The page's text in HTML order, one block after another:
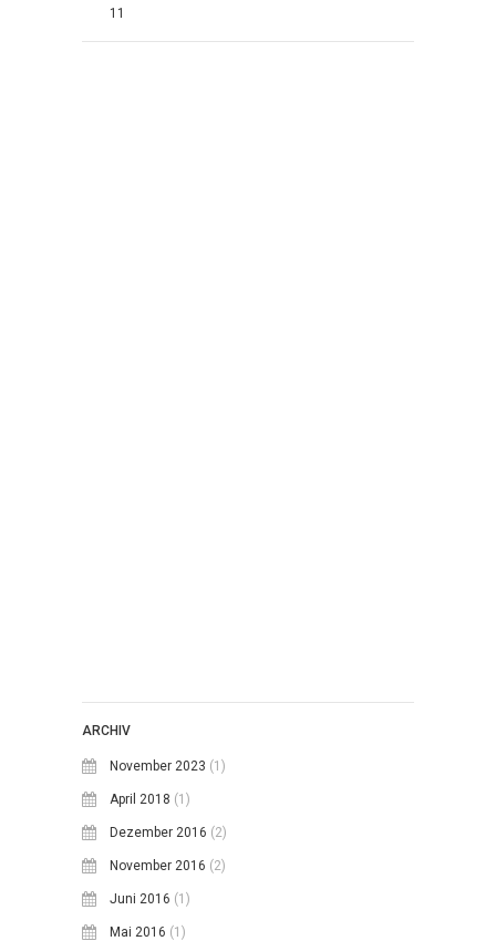
11
ARCHIV
November 2023 (1)
April 2018 (1)
Dezember 2016 (2)
November 2016 (2)
Juni 2016 (1)
Mai 2016 (1)